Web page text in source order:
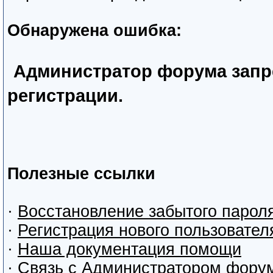
Обнаружена ошибка:
Администратор форума
регистрации.
Полезные ссылки
· Восстановление забытого
· Регистрация нового
· Наша документация помощи
· Связь с Администратором